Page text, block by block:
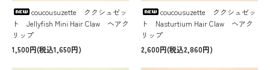
coucousuzette ククシュゼッ
ト Jellyfish Mini Hair Claw ヘアク
リップ
1,500円(税込1,650円)
coucousuzette ククシュゼッ
ト Nasturtium Hair Claw ヘアク
リップ
2,600円(税込2,860円)